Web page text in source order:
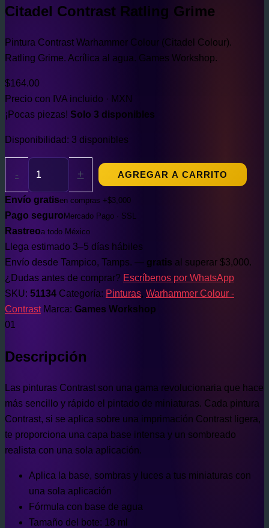
Citadel Contrast Ratling Grime
Pintura Contrast Warhammer Colour (Citadel Colour).
Ratling Grime. Acrílica al agua. Games Workshop.
$164.00
Precio con IVA incluido · MXN
¡Pocas piezas! Solo 3 disponibles
Disponibilidad: 3 disponibles
- + AGREGAR A CARRITO
Envío gratisen compras +$3,000
Pago seguroMercado Pago · SSL
Rastreoa todo México
Llega estimado 3–5 días hábiles
Envío desde Tampico, Tamps. — gratis al superar $3,000.
¿Dudas antes de comprar? Escríbenos por WhatsApp
SKU: 51134 Categoría: Pinturas, Warhammer Colour -
Contrast Marca: Games Workshop
01
Descripción
Las pinturas Contrast son una gama revolucionaria que hace
más sencillo y rápido el pintado de miniaturas. Cada pintura
Contrast, si se aplica sobre una imprimación Contrast ligera,
te proporciona una capa base intensa y un sombreado
realista con una sola aplicación.
Aplica la base, sombras y luces a tus miniaturas con
una sola aplicación
Fórmula con base de agua
Tamaño del bote: 18 ml